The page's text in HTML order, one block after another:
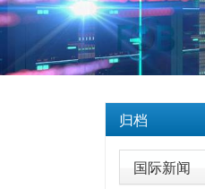
归档
国际新闻